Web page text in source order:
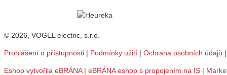
© 2026, VOGEL electric, s.r.o.
Prohlášení o přístupnosti | Podmínky užití | Ochrana osobních údajů
Eshop vytvořila eBRÁNA| eBRÁNA eshop s propojením na IS |